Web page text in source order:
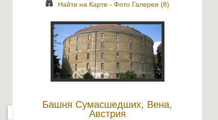
Найти на Карте -Фото Галерея (8)
Башня Сумасшедших, Вена,
Австрия